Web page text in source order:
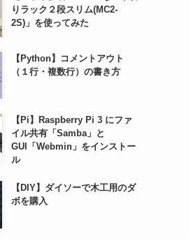
りラック２段スリム(MC2-
2S)」を使ってみた
【Python】コメントアウト
（１行・複数行）の書き方
【Pi】Raspberry Pi 3 にファ
イル共有「Samba」と
GUI「Webmin」をインストー
ル
【DIY】ダイソーで木工用のダ
ボを購入